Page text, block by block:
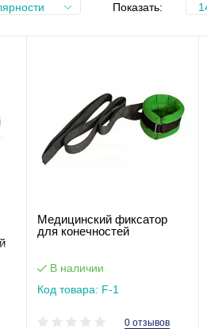
Показать:
Медицинский фиксатор
для конечностей
В наличии
Код товара: F-1
0 отзывов